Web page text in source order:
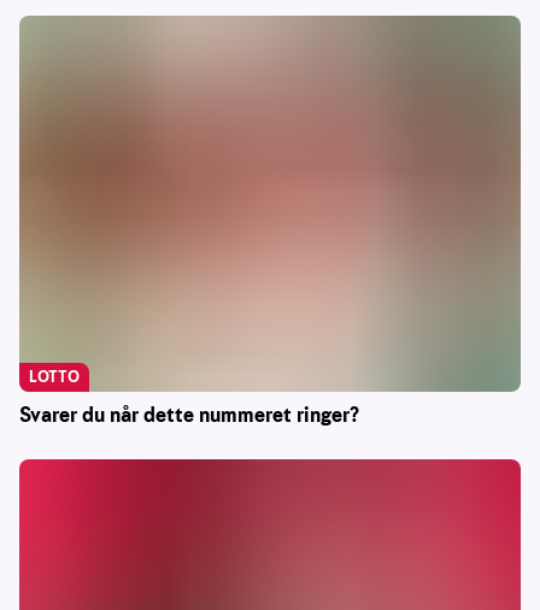
Svarer du når dette nummeret ringer?
LOTTO